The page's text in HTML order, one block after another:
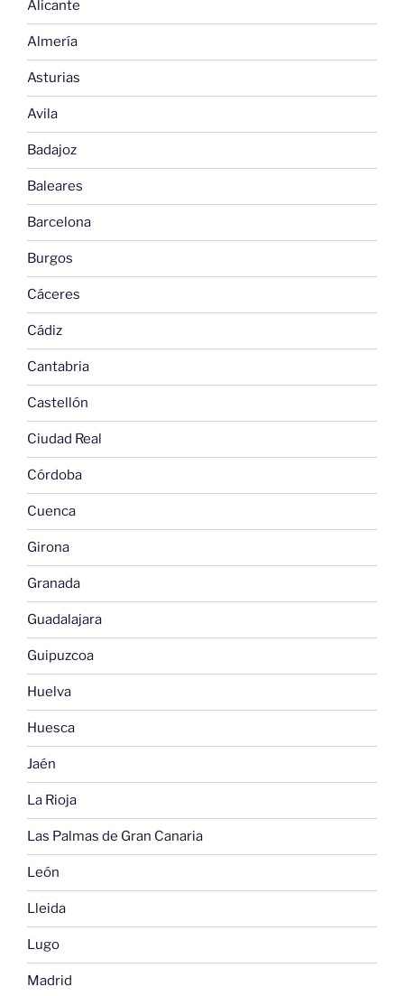
Alicante
Almería
Asturias
Avila
Badajoz
Baleares
Barcelona
Burgos
Cáceres
Cádiz
Cantabria
Castellón
Ciudad Real
Córdoba
Cuenca
Girona
Granada
Guadalajara
Guipuzcoa
Huelva
Huesca
Jaén
La Rioja
Las Palmas de Gran Canaria
León
Lleida
Lugo
Madrid